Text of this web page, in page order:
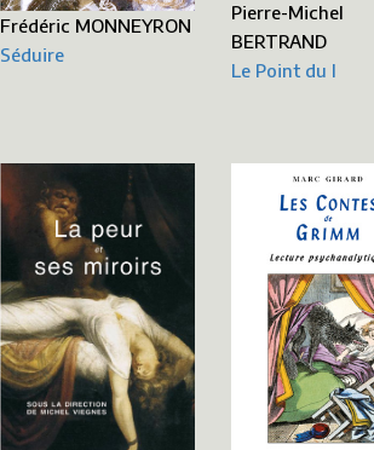
Frédéric MONNEYRON
Séduire
Pierre-Michel
BERTRAND
Le Point du I